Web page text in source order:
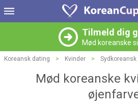
Tilmeld dig
Mød koreanske
Koreansk dating > Kvinder > Sydkoreansk
Mød koreanske